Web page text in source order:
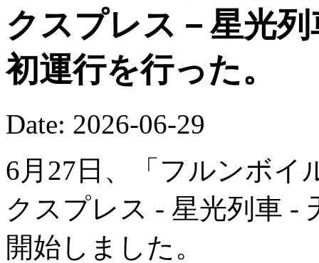
クスプレス－星光
初運行を行った。
Date: 2026-06-29
6月27日、「フルンボイ
クスプレス - 星光列車 -
開始しました。